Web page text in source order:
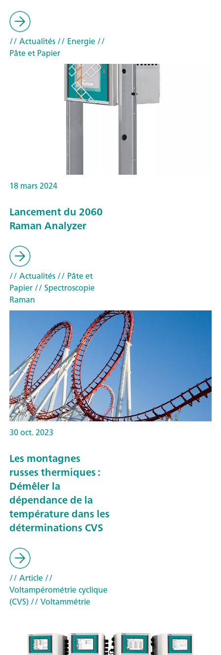
// Actualités// Energie//
Pâte et Papier
18 mars 2024
Lancement du 2060
Raman Analyzer
// Actualités// Pâte et
Papier// Spectroscopie
Raman
30 oct. 2023
Les montagnes
russes thermiques :
Démêler la
dépendance de la
température dans les
déterminations CVS
// Article//
Voltampérométrie cyclique
(CVS)// Voltammétrie